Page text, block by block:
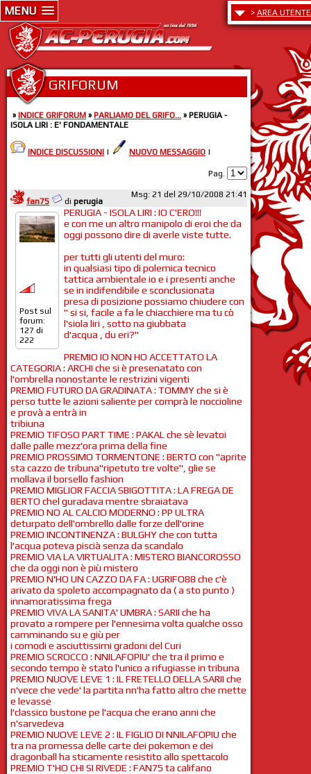
MENU > AREA UTENTE
GRIFORUM
» INDICE GRIFORUM » PARLIAMO DEL GRIFO... » PERUGIA -
ISOLA LIRI : E' FONDAMENTALE
INDICE DISCUSSIONI | NUOVO MESSAGGIO |
Pag.
fan75 di perugia
Msg: 21 del 29/10/2008 21:41
Post sul
forum:
127 di
222
PERUGIA - ISOLA LIRI : IO C'ERO!!!
e con me un altro manipolo di eroi che da
oggi possono dire di averle viste tutte.
per tutti gli utenti del muro:
in qualsiasi tipo di polemica tecnico
tattica ambientale io e i presenti anche
se in indifendibile e sconclusionata
presa di posizione possiamo chiudere con
" si si, facile a fa le chiacchiere ma tu cò
l'siola liri , sotto na giubbata
d'acqua , du eri?"
PREMIO IO NON HO ACCETTATO LA
CATEGORIA : ARCHI che si è presenatato con
l'ombrella nonostante le restrizini vigenti
PREMIO FUTURO DA GRADINATA : TOMMY che si è
perso tutte le azioni saliente per comprà le noccioline
e provà a entrà in
tribiuna
PREMIO TIFOSO PART TIME : PAKAL che sè levatoi
dalle palle mezz'ora prima della fine
PREMIO PROSSIMO TORMENTONE : BERTO con "aprite
sta cazzo de tribuna"ripetuto tre volte", glie se
mollava il borsello fashion
PREMIO MIGLIOR FACCIA SBIGOTTITA : LA FREGA DE
BERTO chel guradava mentre sbraiatava
PREMIO NO AL CALCIO MODERNO : PP ULTRA
deturpato dell'ombrello dalle forze dell'orine
PREMIO INCONTINENZA : BULGHY che con tutta
l'acqua poteva piscià senza da scandalo
PREMIO VIA LA VIRTUALITA : MISTERO BIANCOROSSO
che da oggi non è più mistero
PREMIO N'HO UN CAZZO DA FA : UGRIFO88 che c'è
arivato da spoleto accompagnato da ( a sto punto )
innamoratissima frega
PREMIO VIVA LA SANITA' UMBRA : SARII che ha
provato a rompere per l'ennesima volta qualche osso
camminando su e giù per
i comodi e asciuttissimi gradoni del Curi
PREMIO SCROCCO : NNILAFOPIU' che tra il primo e
secondo tempo è stato l'unico a rifugiasse in tribuna
PREMIO NUOVE LEVE 1 : IL FRETELLO DELLA SARII che
n'vece che vede' la partita nn'ha fatto altro che mette
e levasse
l'classico bustone pe l'acqua che erano anni che
n'sarvedeva
PREMIO NUOVE LEVE 2 : IL FIGLIO DI NNILAFOPIU che
tra na promessa delle carte dei pokemon e dei
dragonball ha sticamente resistito allo spettacolo
PREMIO T'HO CHI SI RIVEDE : FAN75 ta califano